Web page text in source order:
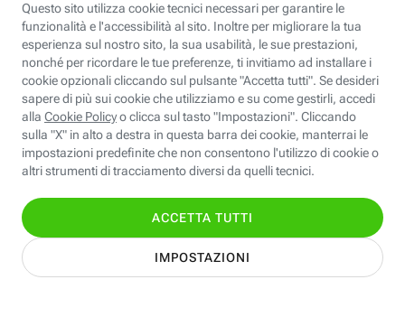
sviluppare tabelle taglia individuali e standard da
utilizzare con il software Valentina CAD per…
Iscriviti
Iscriviti